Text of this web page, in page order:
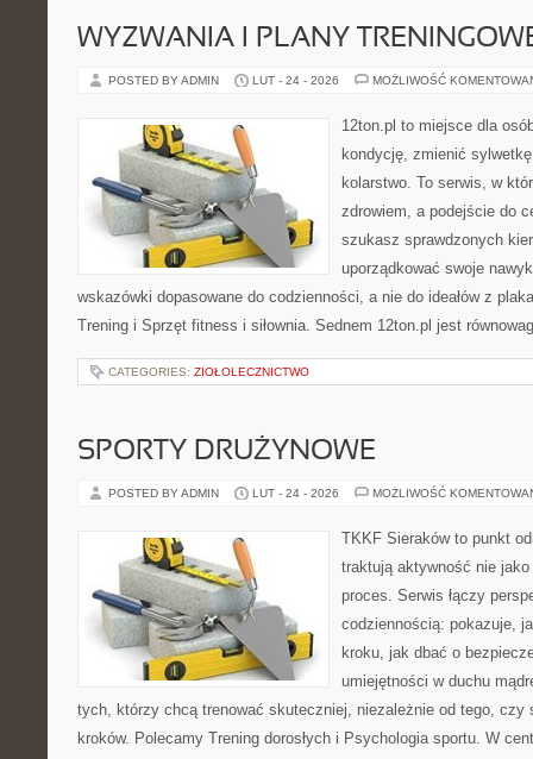
WYZWANIA I PLANY
POSTED BY ADMIN LUT - 24 - 2026 MOŻLIWOŚĆ
12ton.pl to miejsce dla
kondycję, zmienić
kolarstwo. To serwis, w
zdrowiem, a podejście do
szukasz sprawdzonych
uporządkować swoje
wskazówki dopasowane do codzienności, a nie do ideałów z
Trening i Sprzęt fitness i siłownia. Sednem 12ton.pl jest
CATEGORIES: ZIOŁOLECZNICTWO
SPORTY DRUŻYNOWE
POSTED BY ADMIN LUT - 24 - 2026 MOŻLIWOŚĆ
TKKF Sieraków to punkt
traktują aktywność nie
proces. Serwis łączy
codziennością: pokazuje,
kroku, jak dbać o
umiejętności w duchu
tych, którzy chcą trenować skuteczniej, niezależnie od tego, czy
kroków. Polecamy Trening dorosłych i Psychologia sportu. W